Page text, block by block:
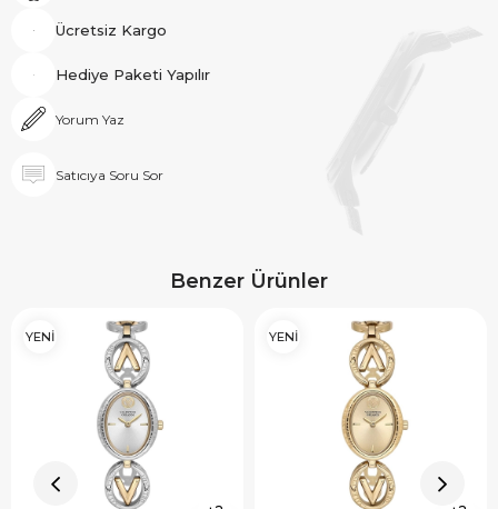
Ücretsiz Kargo
Hediye Paketi Yapılır
Yorum Yaz
Satıcıya Soru Sor
Benzer Ürünler
YENİ YENİ